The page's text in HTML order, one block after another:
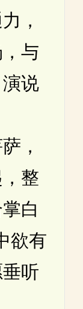
，
与
说
，
整
白
欲有
听